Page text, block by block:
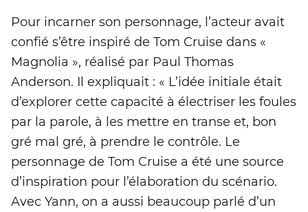
Pour incarner son personnage, l’acteur avait
confié s’être inspiré de Tom Cruise dans «
Magnolia », réalisé par Paul Thomas
Anderson. Il expliquait : « L’idée initiale était
d’explorer cette capacité à électriser les foules
par la parole, à les mettre en transe et, bon
gré mal gré, à prendre le contrôle. Le
personnage de Tom Cruise a été une source
d’inspiration pour l’élaboration du scénario.
Avec Yann, on a aussi beaucoup parlé d’un